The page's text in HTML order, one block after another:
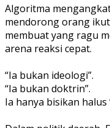
Algoritma
mendorong orang
membuat yang ragu
arena reaksi cepat.
“Ia bukan ideologi”.
“Ia bukan doktrin”.
Ia hanya bisikan halus